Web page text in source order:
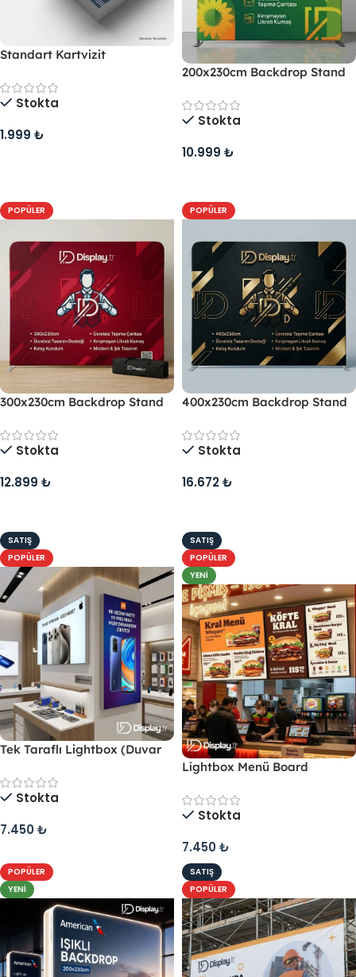
Standart Kartvizit
Stokta
1.999 ₺
200x230cm Backdrop Stand
Stokta
10.999 ₺
POPÜLER
300x230cm Backdrop Stand
Stokta
12.899 ₺
POPÜLER
400x230cm Backdrop Stand
Stokta
16.672₺
SATIŞ
POPÜLER
Tek Taraflı Lightbox (Duvar
Stokta
7.450₺
SATIŞ
POPÜLER
YENI
Lightbox Menü Board
Stokta
7.450₺
POPÜLER
YENI
SATIŞ
POPÜLER